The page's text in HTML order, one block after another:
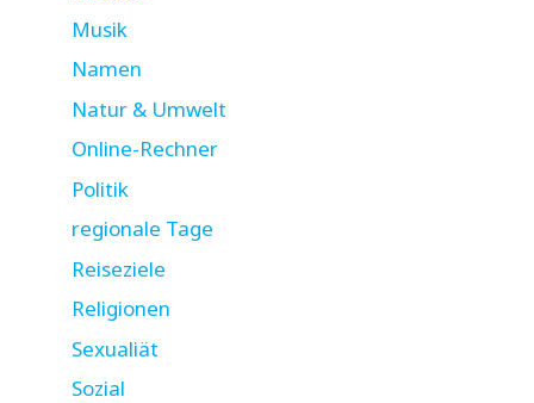
Musik
Namen
Natur & Umwelt
Online-Rechner
Politik
regionale Tage
Reiseziele
Religionen
Sexualiät
Sozial